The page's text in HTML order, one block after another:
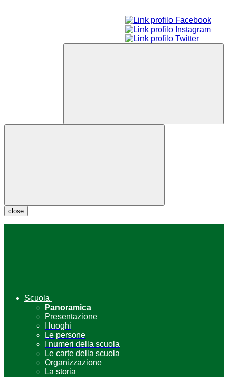
close
Scuola
Panoramica
Presentazione
I luoghi
Le persone
I numeri della scuola
Le carte della scuola
Organizzazione
La storia